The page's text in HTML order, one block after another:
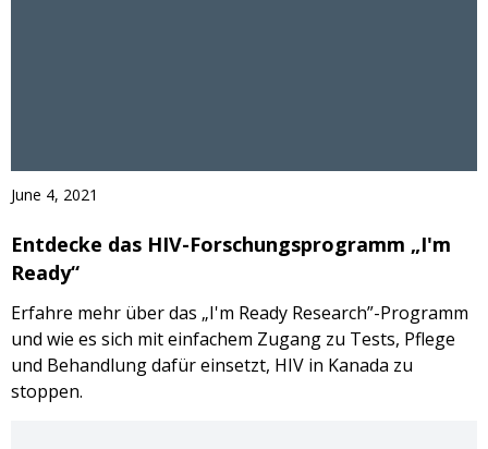
June 4, 2021
Entdecke das HIV-Forschungsprogramm „I'm
Ready“
Erfahre mehr über das „I'm Ready Research”-Programm
und wie es sich mit einfachem Zugang zu Tests, Pflege
und Behandlung dafür einsetzt, HIV in Kanada zu
stoppen.